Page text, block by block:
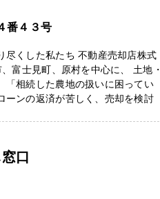
番４３号
尽くした私たち 不動産売却店株式
富士見町、原村を中心に、 土地・
「相続した農地の扱いに困ってい
ーンの返済が苦しく、売却を検討
口